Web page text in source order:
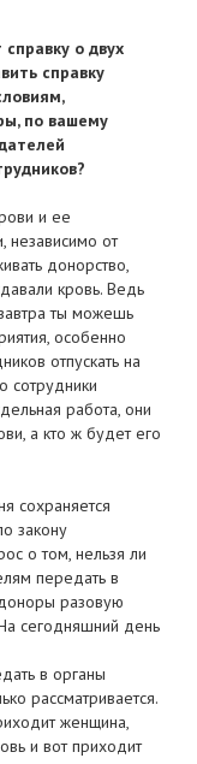
о двух
справку
по вашему
и ее
независимо от
донорство,
кровь. Ведь
ты можешь
особенно
отпускать на
сотрудники
работа, они
а кто ж будет его
сохраняется
закону
о том, нельзя ли
передать в
разовую
сегодняшний день
в органы
рассматривается.
женщина,
и вот приходит